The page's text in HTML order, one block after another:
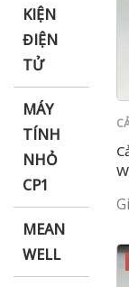
KIỆN
ĐIỆN
TỬ
MÁY
TÍNH
NHỎ
CP1
MEAN
WELL